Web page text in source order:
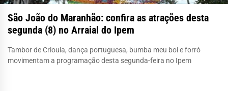
São João do Maranhão: confira as atrações desta
segunda (8) no Arraial do Ipem
Tambor de Crioula, dança portuguesa, bumba meu boi e forró
movimentam a programação desta segunda-feira no Ipem